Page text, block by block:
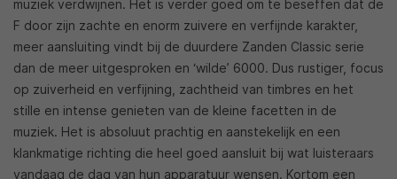
muziek verdwijnen. Het is verder goed om te beseffen dat de
F door zijn zachte en enorm zuivere en verfijnde karakter,
meer aansluiting vindt bij de duurdere Zanden Classic serie
dan de meer uitgesproken en ‘wilde’ 6000. Dus rustiger, focus
op zuiverheid en verfijning, zachtheid van timbres en het
stille en intense genieten van de kleine facetten in de
muziek. Het is absoluut prachtig en aanstekelijk en een
klankmatige richting die heel goed aansluit bij wat luisteraars
vandaag de dag van hun apparatuur wensen. Kortom een